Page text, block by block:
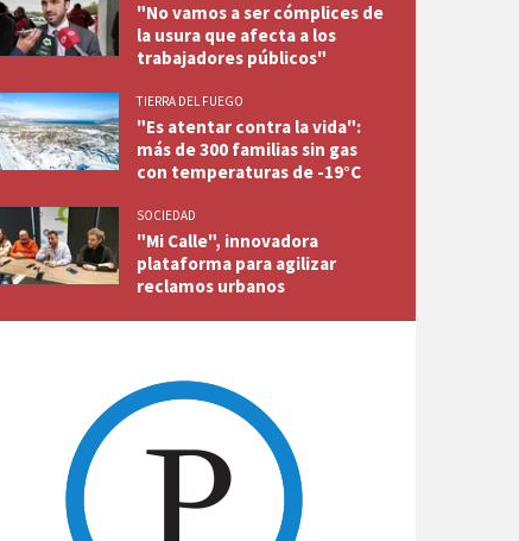
"No vamos a ser cómplices de
la usura que afecta a los
trabajadores públicos"
TIERRA DEL FUEGO
"Es atentar contra la vida":
más de 300 familias sin gas
con temperaturas de -19°C
SOCIEDAD
"Mi Calle", innovadora
plataforma para agilizar
reclamos urbanos